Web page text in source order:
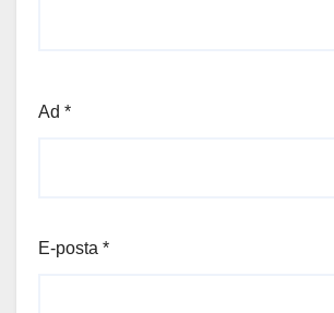
Ad *
E-posta *